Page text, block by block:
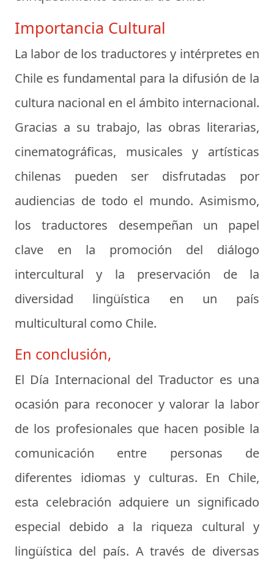
Importancia Cultural
La labor de los traductores y intérpretes en
Chile es fundamental para la difusión de la
cultura nacional en el ámbito internacional.
Gracias a su trabajo, las obras literarias,
cinematográficas, musicales y artísticas
chilenas pueden ser disfrutadas por
audiencias de todo el mundo. Asimismo,
los traductores desempeñan un papel
clave en la promoción del diálogo
intercultural y la preservación de la
diversidad lingüística en un país
multicultural como Chile.
En conclusión,
El Día Internacional del Traductor es una
ocasión para reconocer y valorar la labor
de los profesionales que hacen posible la
comunicación entre personas de
diferentes idiomas y culturas. En Chile,
esta celebración adquiere un significado
especial debido a la riqueza cultural y
lingüística del país. A través de diversas